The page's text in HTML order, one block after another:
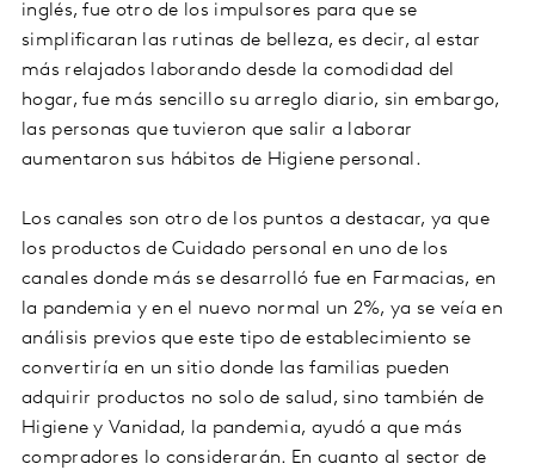
inglés, fue otro de los impulsores para que se
simplificaran las rutinas de belleza, es decir, al estar
más relajados laborando desde la comodidad del
hogar, fue más sencillo su arreglo diario, sin embargo,
las personas que tuvieron que salir a laborar
aumentaron sus hábitos de Higiene personal.
Los canales son otro de los puntos a destacar, ya que
los productos de Cuidado personal en uno de los
canales donde más se desarrolló fue en Farmacias, en
la pandemia y en el nuevo normal un 2%, ya se veía en
análisis previos que este tipo de establecimiento se
convertiría en un sitio donde las familias pueden
adquirir productos no solo de salud, sino también de
Higiene y Vanidad, la pandemia, ayudó a que más
compradores lo considerarán. En cuanto al sector de